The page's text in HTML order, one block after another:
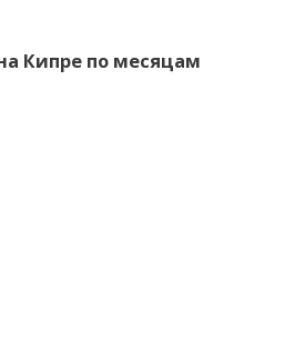
Кипре по месяцам